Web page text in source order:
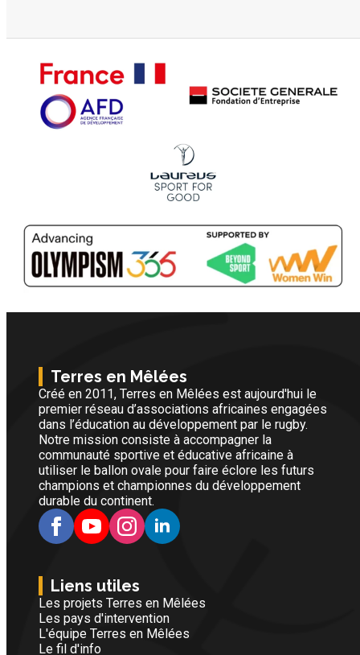
Terres en Mêlées
Créé en 2011, Terres en Mêlées est aujourd'hui le
premier réseau d’associations africaines engagées
dans l’éducation au développement par le rugby.
Notre mission consiste à accompagner la
communauté sportive et éducative africaine à
utiliser le ballon ovale pour faire éclore les futurs
champions et championnes du développement
durable du continent.
Liens utiles
Les projets Terres en Mêlées
Les pays d'intervention
L'équipe Terres en Mêlées
Le fil d'info